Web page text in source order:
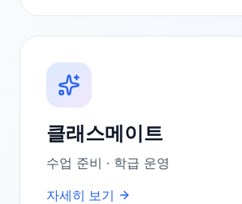
클래스메이트
수업 준비 · 학급 운영
자세히 보기